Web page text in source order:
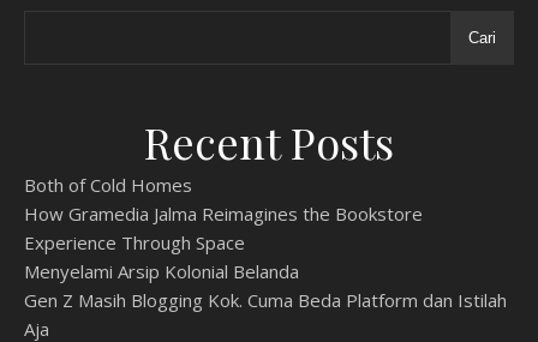
Cari
Recent Posts
Both of Cold Homes
How Gramedia Jalma Reimagines the Bookstore
Experience Through Space
Menyelami Arsip Kolonial Belanda
Gen Z Masih Blogging Kok. Cuma Beda Platform dan Istilah
Aja